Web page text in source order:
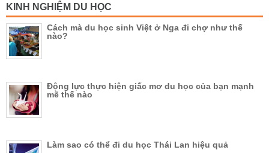
KINH NGHIỆM DU HỌC
Cách mà du học sinh Việt ở Nga đi chợ như thế
nào?
Động lực thực hiện giấc mơ du học của bạn mạnh
mẽ thế nào
Làm sao có thể đi du học Thái Lan hiệu quả